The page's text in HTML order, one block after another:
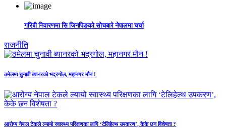
गरिबी निवारणमा सि जिनपिङको सोचबारे नेपालमा चर्चा
राजनीति
ठमेलमा चुनावी ब्यानरको भद्रगोल, महानगर मौन !
आरोग्य नेपाल टेकले ल्यायो स्वास्थ्य परिक्षणका लागि ‘टेलिहेल्थ उपकरण’, केके छन विशेषता ?